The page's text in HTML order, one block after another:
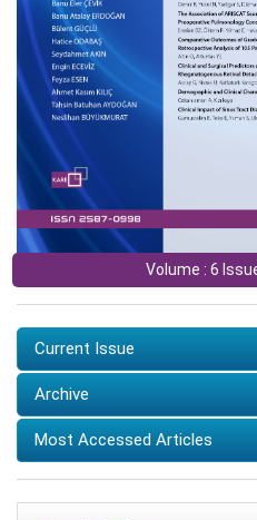
Volume : 6
Current Issue
Archive
Most Accessed Articles